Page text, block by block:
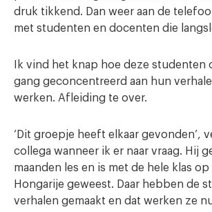
druk tikkend. Dan weer aan de
met studenten en docenten die
Ik vind het knap hoe deze studenten
gang geconcentreerd aan hun
werken. Afleiding te over.
‘Dit groepje heeft elkaar gevonden’,
collega wanneer ik er naar vraag. Hij
maanden les en is met de hele klas
Hongarije geweest. Daar hebben de
verhalen gemaakt en dat werken ze